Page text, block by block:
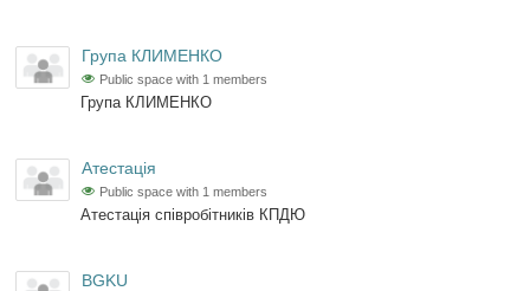
Група КЛИМЕНКО
Public space with 1 members
Група КЛИМЕНКО
Атестація
Public space with 1 members
Атестація співробітників КПДЮ
BGKU